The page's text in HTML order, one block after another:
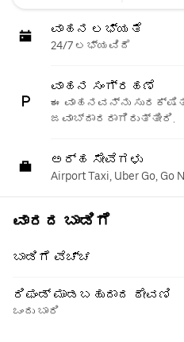
ವಾಹನ ಲಭ್ಯತೆ
24/7 ಲಭ್ಯವಿದೆ
ವಾಹನ ಸಂಗ್ರಹಣೆ
ಈ ವಾಹನವನ್ನು
ಜವಾಬ್ದಾರರಾಗಿರುತ್ತೀರಿ.
ಅರ್ಹ ಸೇವೆಗಳು
Airport Taxi, Uber Go, Go
ವಾರದ ಬಾಡಿಗೆ
ಬಾಡಿಗೆ ವೆಚ್ಚ
ರಿಫಂಡ್ ಮಾಡಬಹುದಾದ ಠೇವಣಿ
ಒಂದು ಬಾರಿ